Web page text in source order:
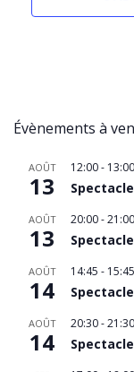
Évènements à
AOÛT
13
12:00- 13:00
AOÛT
13
20:00-21:00
AOÛT
14
14:45 - 15:45
AOÛT
14
20:30-21:30